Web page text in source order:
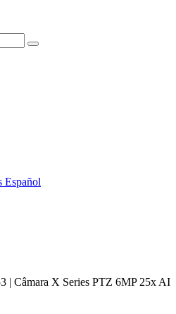
Español
Câmara X Series PTZ 6MP 25x AI